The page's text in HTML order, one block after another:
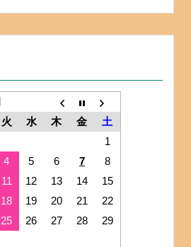
火 水 木 金
土
1
4 5 6 7
8
11 12 13 14
15
18 19 20 21
22
25 26 27 28
29